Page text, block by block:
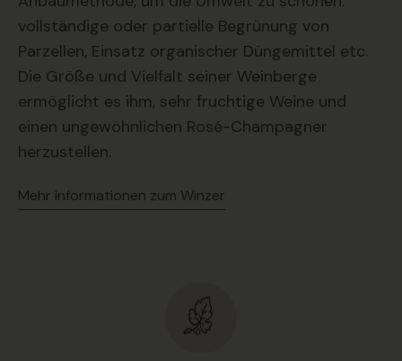
vollständige oder partielle Begrünung von
Parzellen, Einsatz organischer Düngemittel etc.
Die Größe und Vielfalt seiner Weinberge
ermöglicht es ihm, sehr fruchtige Weine und
einen ungewöhnlichen Rosé-Champagner
herzustellen.
Mehr informationen zum Winzer